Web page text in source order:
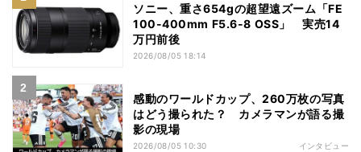
ソニー、重さ654gの超望遠ズーム「FE
100-400mm F5.6-8 OSS」 実売14
万円前後
2026/08/05 18:14
感動のワールドカップ、260万枚の写真
はどう撮られた？ カメラマンが語る撮
影の現場
2026/08/05 10:30 インタビュー